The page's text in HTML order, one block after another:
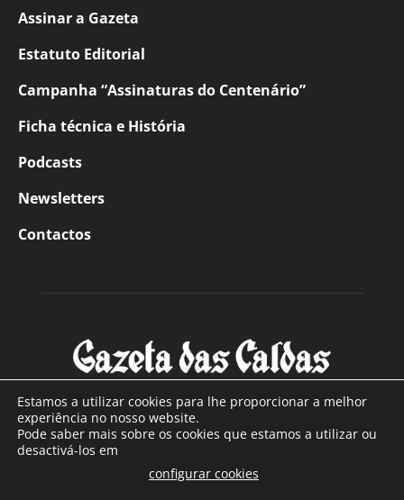
Assinar a Gazeta
Estatuto Editorial
Campanha “Assinaturas do Centenário”
Ficha técnica e História
Podcasts
Newsletters
Contactos
SOBRE NÓS
Com sede nas Caldas da Rainha e mais de 90 anos de
Estamos a utilizar cookies para lhe proporcionar a melhor
experiência no nosso website.
Pode saber mais sobre os cookies que estamos a utilizar ou
desactivá-los em
configurar cookies